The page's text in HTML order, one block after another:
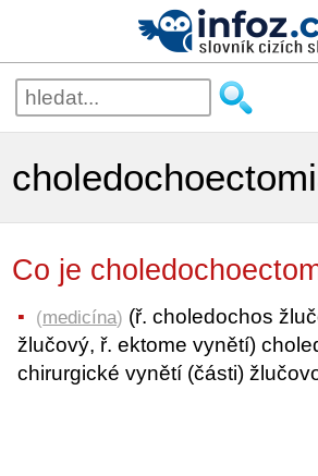
Co je
(medicína) (ř. choledochos
žlučový, ř. ektome vynětí)
chirurgické vynětí (části)